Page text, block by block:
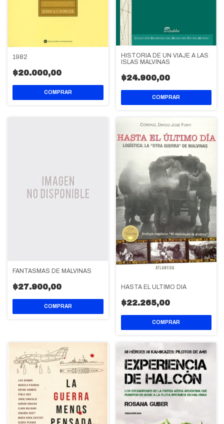
1982
$20.000,00
HISTORIA DE UN VIAJE A LAS
ISLAS MALVINAS
$24.900,00
FANTASMAS DE MALVINAS
$27.900,00 HASTA EL ULTIMO DIA
$22.265,00